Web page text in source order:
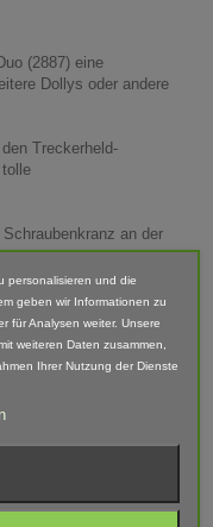
(2887) eine
Dollys oder andere
Treckerheld-
an der
zusätzlich
geschraubt, die
und mit der Schraube
personalisieren und die
geben wir Informationen zu
für Analysen weiter. Unsere
weiteren Daten zusammen,
Ihrer Nutzung der Dienste